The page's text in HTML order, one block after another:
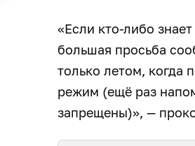
«Если кто-либо
большая просьба
только летом, когда
режим (ещё раз
запрещены)», —